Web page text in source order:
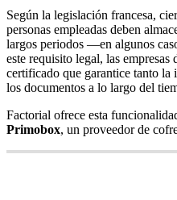
Según la legislación francesa,
personas empleadas deben
largos periodos —en algunos
este requisito legal, las empresas
certificado que garantice tanto la
los documentos a lo largo del
Factorial ofrece esta
Primobox, un proveedor de